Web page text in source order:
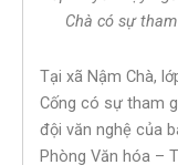
Chà có sự
Tại xã Nậm Chà,
Cống có sự tham
đội văn nghệ của
Phòng Văn hóa –